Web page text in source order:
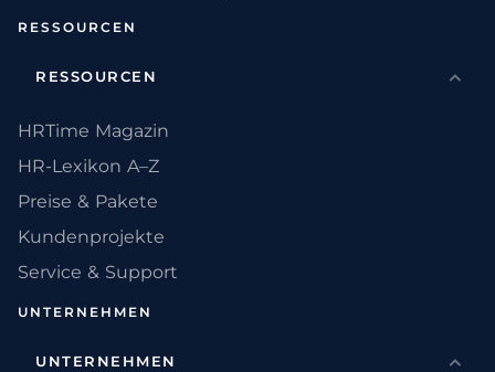
RESSOURCEN
RESSOURCEN
HRTime Magazin
HR-Lexikon A–Z
Preise & Pakete
Kundenprojekte
Service & Support
UNTERNEHMEN
UNTERNEHMEN